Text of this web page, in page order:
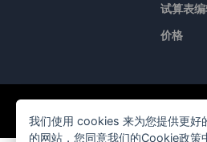
试算表
价格
我们使用 cookies 来为您提供更好
的网站，您同意我们的Cookie政